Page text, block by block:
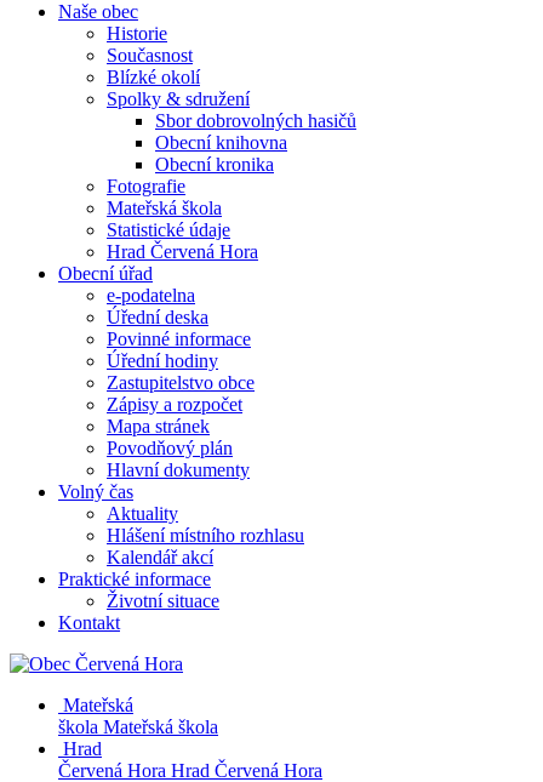
Naše obec
Historie
Současnost
Blízké okolí
Spolky & sdružení
Sbor dobrovolných hasičů
Obecní knihovna
Obecní kronika
Fotografie
Mateřská škola
Statistické údaje
Hrad Červená Hora
Obecní úřad
e-podatelna
Úřední deska
Povinné informace
Úřední hodiny
Zastupitelstvo obce
Zápisy a rozpočet
Mapa stránek
Povodňový plán
Hlavní dokumenty
Volný čas
Aktuality
Hlášení místního rozhlasu
Kalendář akcí
Praktické informace
Životní situace
Kontakt
Mateřská
škola Mateřská škola
Hrad
Červená Hora Hrad Červená Hora